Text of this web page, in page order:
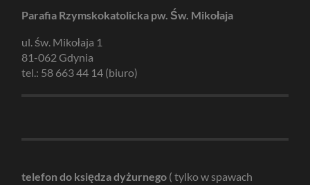
Parafia Rzymskokatolicka pw. Św. Mikołaja
ul. św. Mikołaja 1
81-062 Gdynia
tel.: 58 663 44 14 (biuro)
telefon do księdza dyżurnego ( tylko w spawach